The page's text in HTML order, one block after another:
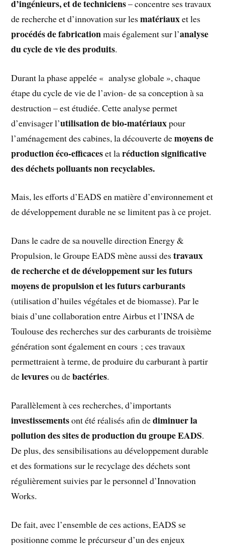
d’ingénieurs, et de techniciens– concentre ses travaux
de recherche et d’innovation sur lesmatériauxet les
procédés de fabricationmais également sur l’analyse
du cycle de vie des produits.
Durant la phase appelée « analyse globale », chaque
étape du cycle de vie de l’avion- de sa conception à sa
destruction – est étudiée. Cette analyse permet
d’envisager l’utilisation de bio-matériauxpour
l’aménagement des cabines, la découverte demoyens de
production éco-efficaceset laréduction significative
des déchets polluants non recyclables.
Mais, les efforts d’EADS en matière d’environnement et
de développement durable ne se limitent pas à ce projet.
Dans le cadre de sa nouvelle direction Energy &
Propulsion, le Groupe EADS mène aussi destravaux
de recherche et de développement sur les futurs
moyens de propulsion et les futurs carburants
(utilisation d’huiles végétales et de biomasse). Par le
biais d’une collaboration entre Airbus et l’INSA de
Toulouse des recherches sur des carburants de troisième
génération sont également en cours ; ces travaux
permettraient à terme, de produire du carburant à partir
delevuresou debactéries.
Parallèlement à ces recherches, d’importants
investissementsont été réalisés afin dediminuer la
pollution des sites de production du groupe EADS.
De plus, des sensibilisations au développement durable
et des formations sur le recyclage des déchets sont
régulièrement suivies par le personnel d’Innovation
Works.
De fait, avec l’ensemble de ces actions, EADS se
positionne comme le précurseur d’un des enjeux